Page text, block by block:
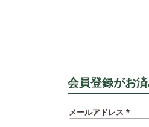
会員登録がお
メールアドレス